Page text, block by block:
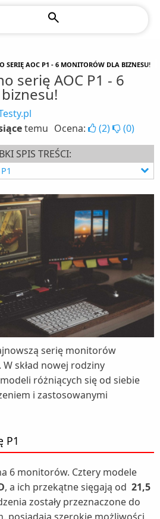
SERIĘ AOC P1 - 6 MONITORÓW DLA BIZNESU!
serię AOC P1 - 6
temu Ocena: (2) (0)
SPIS TREŚCI:
flagowych modeli z serii
serię monitorów
W skład nowej rodziny
różniących się od siebie
i zastosowanymi
P1
6 monitorów. Cztery modele
, a ich przekątne sięgają od 21,5
zostały przeznaczone do